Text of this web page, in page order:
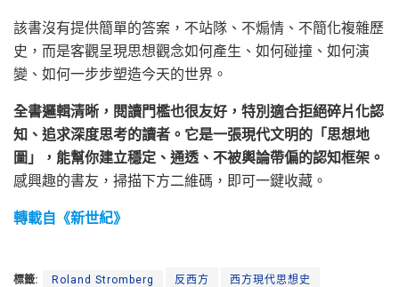
該書沒有提供簡單的答案，不站隊、不煽情、不簡化複雜歷
史，而是客觀呈現思想觀念如何產生、如何碰撞、如何演
變、如何一步步塑造今天的世界。
全書邏輯清晰，閱讀門檻也很友好，特別適合拒絕碎片化認
知、追求深度思考的讀者。它是一張現代文明的「思想地
圖」，能幫你建立穩定、通透、不被輿論帶偏的認知框架。
感興趣的書友，掃描下方二維碼，即可一鍵收藏。
轉載自《新世紀》
標籤: Roland Stromberg 反西方 西方現代思想史